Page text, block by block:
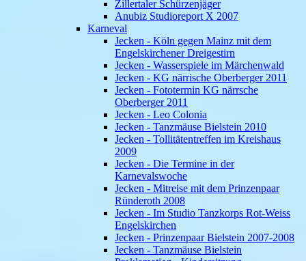
Zillertaler Schürzenjäger
Anubiz Studioreport X 2007
Karneval
Jecken - Köln gegen Mainz mit dem
Engelskirchener Dreigestirn
Jecken - Wasserspiele im Märchenwald
Jecken - KG närrische Oberberger 2011
Jecken - Fototermin KG närrsche
Oberberger 2011
Jecken - Leo Colonia
Jecken - Tanzmäuse Bielstein 2010
Jecken - Tollitätentreffen im Kreishaus
2009
Jecken - Die Termine in der
Karnevalswoche
Jecken - Mitreise mit dem Prinzenpaar
Ründeroth 2008
Jecken - Im Studio Tanzkorps Rot-Weiss
Engelskirchen
Jecken - Prinzenpaar Bielstein 2007-2008
Jecken - Tanzmäuse Bielstein